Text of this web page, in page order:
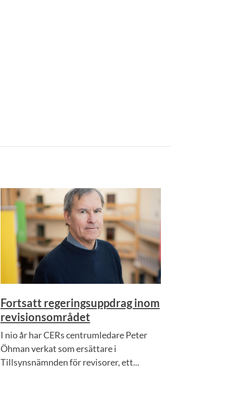
Fortsatt regeringsuppdrag inom
revisionsområdet
I nio år har CERs centrumledare Peter
Öhman verkat som ersättare i
Tillsynsnämnden för revisorer, ett...